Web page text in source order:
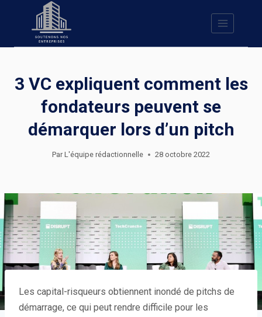
3 VC expliquent comment les
fondateurs peuvent se
démarquer lors d’un pitch
Par L'équipe rédactionnelle 28 octobre 2022
Les capital-risqueurs obtiennent inondé de pitchs de
démarrage, ce qui peut rendre difficile pour les